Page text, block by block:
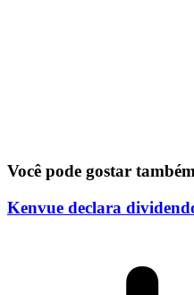
Você pode gostar também
Kenvue declara